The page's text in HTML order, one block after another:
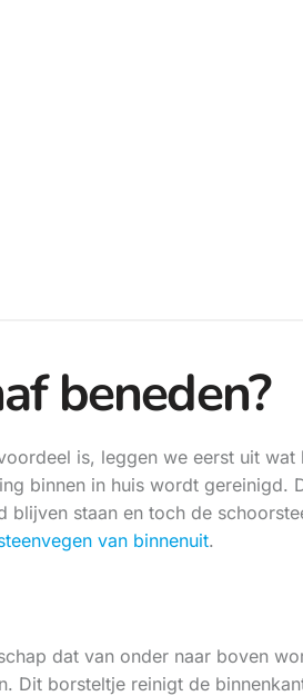
beneden?
is, leggen we eerst uit wat
binnen in huis wordt gereinigd.
staan en toch de
van binnenuit.
dat van onder naar boven
Dit borsteltje reinigt de